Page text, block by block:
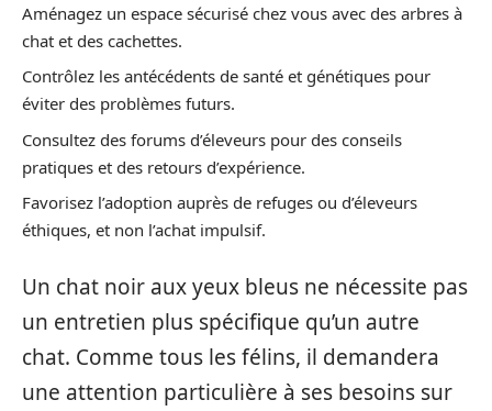
Aménagez un espace sécurisé chez vous avec des arbres à
chat et des cachettes.
Contrôlez les antécédents de santé et génétiques pour
éviter des problèmes futurs.
Consultez des forums d’éleveurs pour des conseils
pratiques et des retours d’expérience.
Favorisez l’adoption auprès de refuges ou d’éleveurs
éthiques, et non l’achat impulsif.
Un chat noir aux yeux bleus ne nécessite pas
un entretien plus spécifique qu’un autre
chat. Comme tous les félins, il demandera
une attention particulière à ses besoins sur